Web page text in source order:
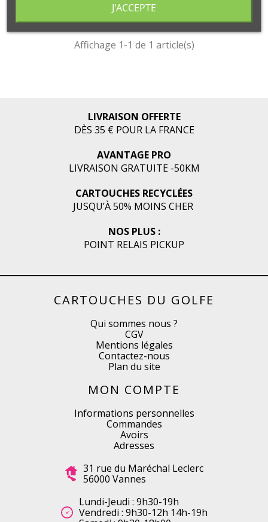
Affichage 1-1 de 1 article(s)
LIVRAISON OFFERTE
DÈS 35 € POUR LA FRANCE
AVANTAGE PRO
LIVRAISON GRATUITE -50KM
CARTOUCHES RECYCLÉES
JUSQU’À 50% MOINS CHER
NOS PLUS :
POINT RELAIS PICKUP
J'ACCEPTE
CARTOUCHES DU GOLFE
Qui sommes nous ?
CGV
Mentions légales
Contactez-nous
Plan du site
MON COMPTE
Informations personnelles
Commandes
Avoirs
Adresses
31 rue du Maréchal Leclerc
56000 Vannes
Lundi-Jeudi : 9h30-19h
Vendredi : 9h30-12h 14h-19h